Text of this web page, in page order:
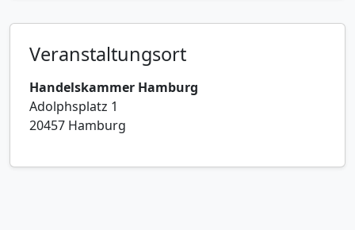
Veranstaltungsort
Handelskammer Hamburg
Adolphsplatz 1
20457 Hamburg